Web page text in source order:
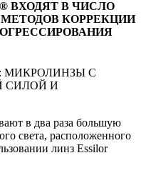
ВХОДЯТ В ЧИСЛО
КОРРЕКЦИИ
МИКРОЛИНЗЫ С
СИЛОЙ И
в два раза большую
света, расположенного
линз Essilor